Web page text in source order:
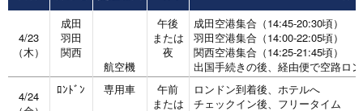
4/23
（木）
成田
羽田
関西
航空機
午後
または
夜
成田空港集合（14:45-20:30頃）
羽田空港集合（14:00-22:05頃）
関西空港集合（14:25-21:45頃）
出国手続きの後、経由便で空路ロ
4/24
ﾛﾝﾄﾞﾝ 専用車
午前
または
ロンドン到着後、ホテルへ
チェックイン後、フリータイム